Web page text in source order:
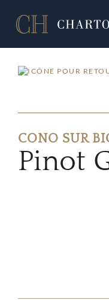
CONO SUR
Pinot